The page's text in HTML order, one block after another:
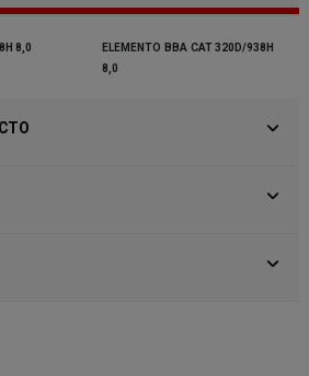
8,0 ELEMENTO BBA CAT 320D/938H
8,0